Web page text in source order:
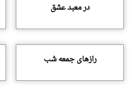
در معبد عشق
رازهاى جمعه شب‌